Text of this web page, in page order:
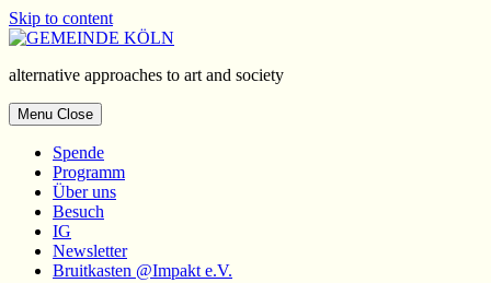
Skip to content
alternative approaches to art and society
Menu Close
Spende
Programm
Über uns
Besuch
IG
Newsletter
Bruitkasten @Impakt e.V.